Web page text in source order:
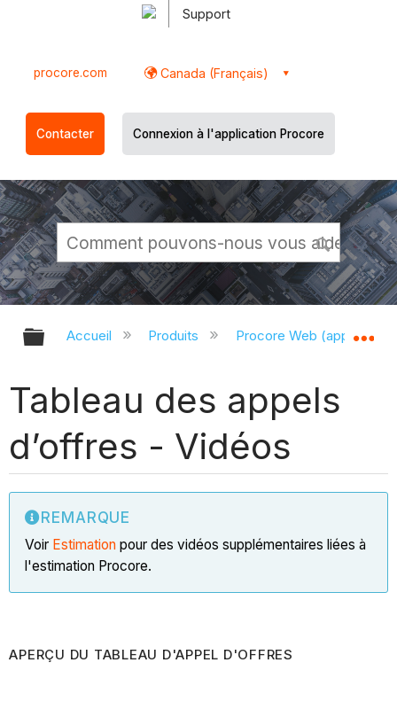
Support
procore.com Canada (Français)
Contacter Connexion à l'application Procore
Développer/réduire la hiérarchie
Accueil Produits Procore Web
Tableau des appels
d’offres - Vidéos
REMARQUE
Voir Estimation pour des vidéos supplémentaires liées à
l'estimation Procore.
APERÇU DU TABLEAU D'APPEL D'OFFRES